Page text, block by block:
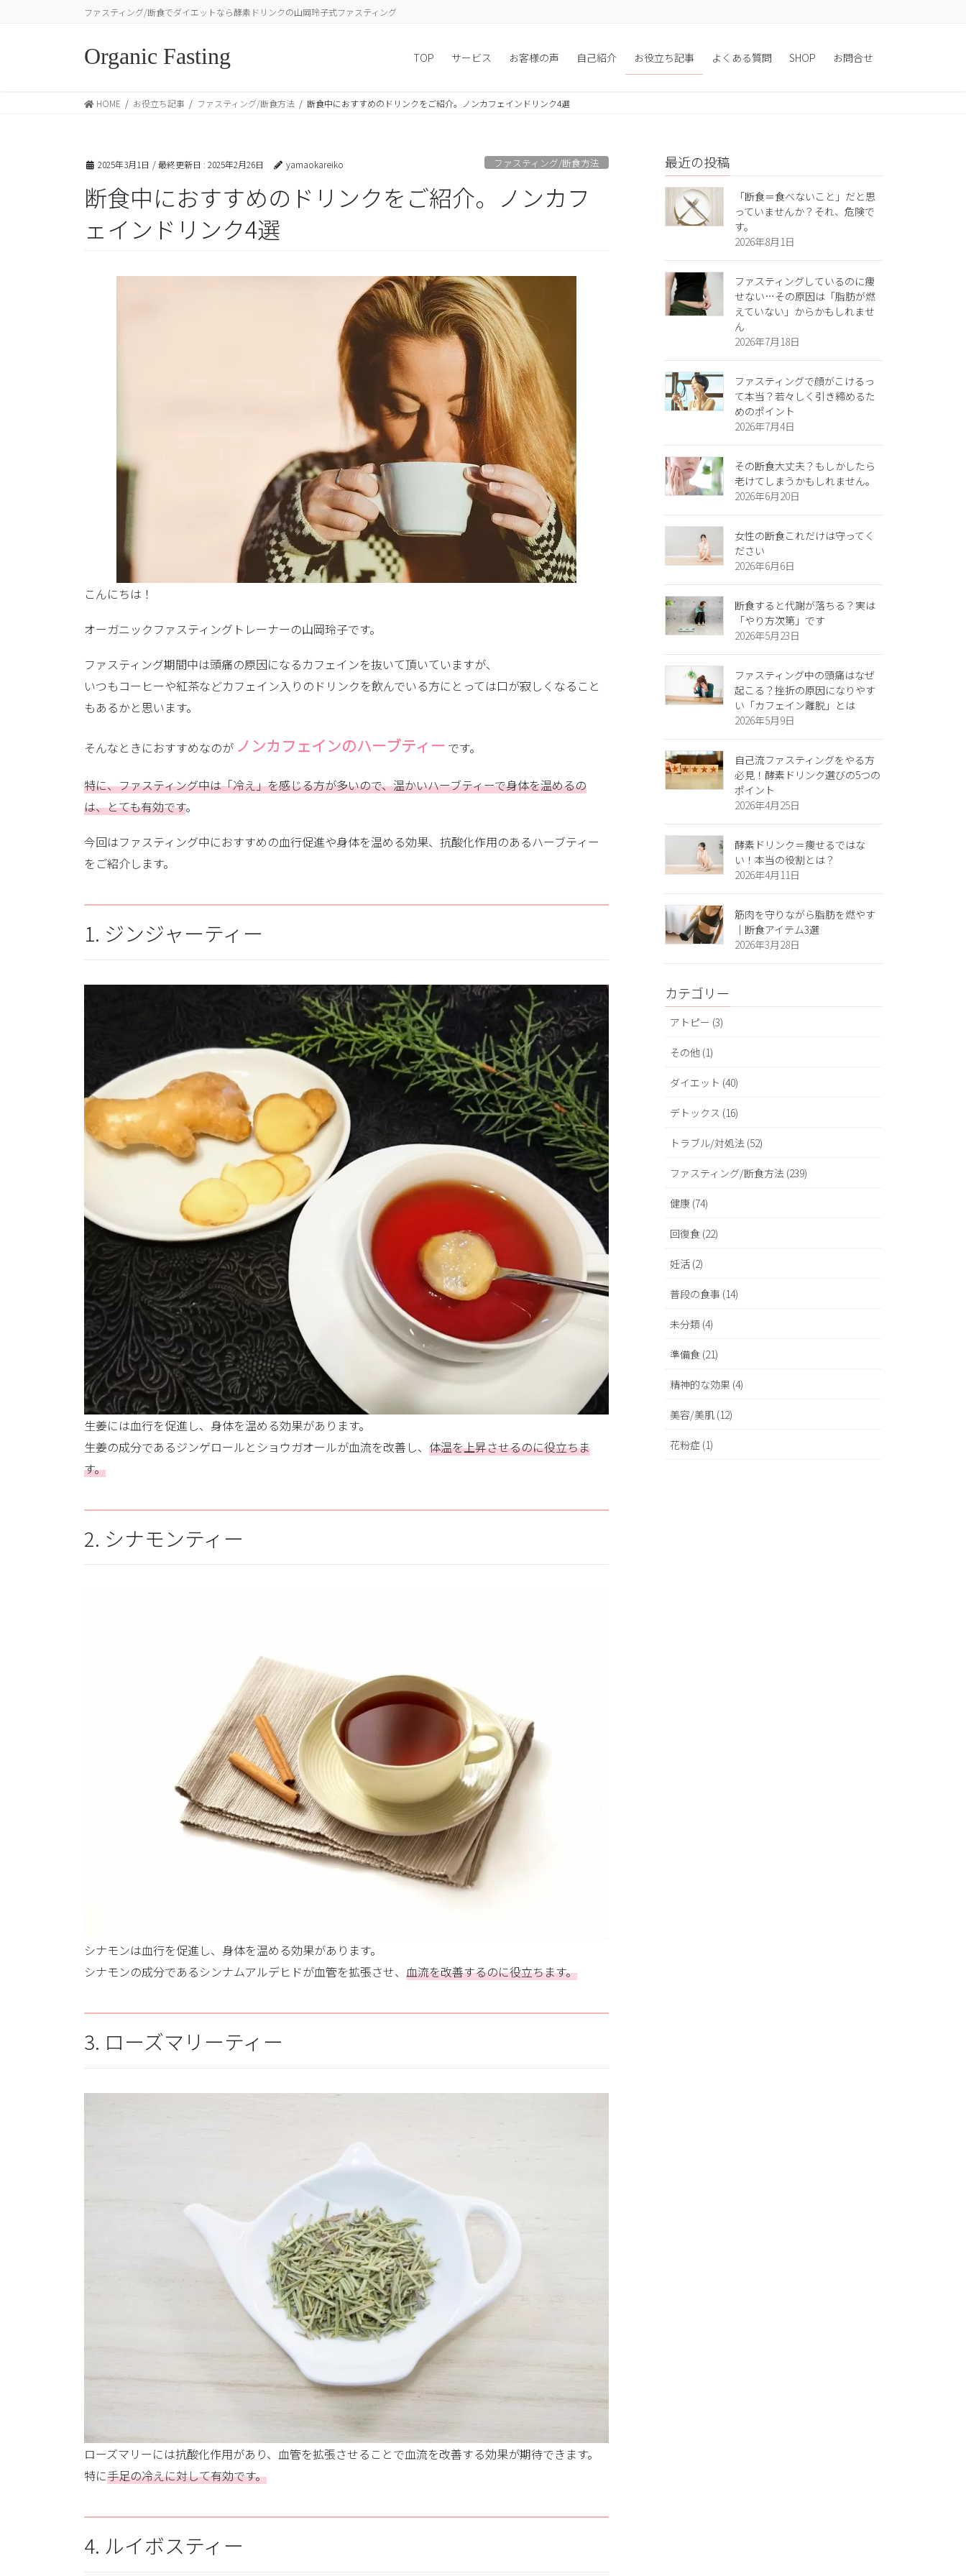
ファスティング/断食でダイエットなら酵素ドリンクの山岡玲子式ファスティング
Organic Fasting TOP サービス お客様の声 自己紹介 お役立ち記事 よくある質問 SHOP お問合せ
HOME お役立ち記事 ファスティング/断食方法 断食中におすすめのドリンクをご紹介。ノンカフェインドリンク4選
2025年3月1日 / 最終更新日 : 2025年2月26日 yamaokareiko ファスティング/断食方法
断食中におすすめのドリンクをご紹介。ノンカフ
ェインドリンク4選
こんにちは！
オーガニックファスティングトレーナーの山岡玲子です。
ファスティング期間中は頭痛の原因になるカフェインを抜いて頂いていますが、
いつもコーヒーや紅茶などカフェイン入りのドリンクを飲んでいる方にとっては口が寂しくなること
もあるかと思います。
そんなときにおすすめなのが ノンカフェインのハーブティー です。
特に、ファスティング中は「冷え」を感じる方が多いので、温かいハーブティーで身体を温めるの
は、とても有効です。
今回はファスティング中におすすめの血行促進や身体を温める効果、抗酸化作用のあるハーブティー
をご紹介します。
1. ジンジャーティー
生姜には血行を促進し、身体を温める効果があります。
生姜の成分であるジンゲロールとショウガオールが血流を改善し、 体温を上昇させるのに役立ちま
す。
2. シナモンティー
シナモンは血行を促進し、身体を温める効果があります。
シナモンの成分であるシンナムアルデヒドが血管を拡張させ、 血流を改善するのに役立ちます。
3. ローズマリーティー
ローズマリーには抗酸化作用があり、血管を拡張させることで血流を改善する効果が期待できます。
特に手足の冷えに対して有効です。
4. ルイボスティー
最近の投稿
「断食＝食べないこと」だと思
っていませんか？それ、危険で
す。
2026年8月1日
ファスティングしているのに痩
せない…その原因は「脂肪が燃
えていない」からかもしれませ
ん
2026年7月18日
ファスティングで顔がこけるっ
て本当？若々しく引き締めるた
めのポイント
2026年7月4日
その断食大丈夫？もしかしたら
老けてしまうかもしれません。
2026年6月20日
女性の断食これだけは守ってく
ださい
2026年6月6日
断食すると代謝が落ちる？実は
「やり方次第」です
2026年5月23日
ファスティング中の頭痛はなぜ
起こる？挫折の原因になりやす
い「カフェイン離脱」とは
2026年5月9日
自己流ファスティングをやる方
必見！酵素ドリンク選びの5つの
ポイント
2026年4月25日
酵素ドリンク＝痩せるではな
い！本当の役割とは？
2026年4月11日
筋肉を守りながら脂肪を燃やす
｜断食アイテム3選
2026年3月28日
カテゴリー
アトピー (3)
その他 (1)
ダイエット (40)
デトックス (16)
トラブル/対処法 (52)
ファスティング/断食方法 (239)
健康 (74)
回復食 (22)
妊活 (2)
普段の食事 (14)
未分類 (4)
準備食 (21)
精神的な効果 (4)
美容/美肌 (12)
花粉症 (1)